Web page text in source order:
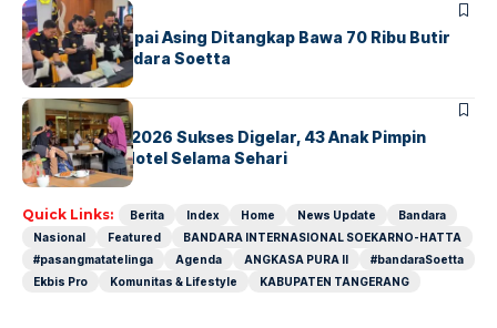
BANDARA BERITA
Kopilot Maskapai Asing Ditangkap Bawa 70 Ribu Butir
Ekstasi di Bandara Soetta
BERITAINDEX
GM For A Day 2026 Sukses Digelar, 43 Anak Pimpin
Operasional Hotel Selama Sehari
Quick Links: Berita Index Home News Update
Bandara
Nasional
Featured
BANDARA INTERNASIONAL SOEKARNO-HATTA
#pasangmatatelinga
Agenda ANGKASA PURA II
#bandaraSoetta
Ekbis Pro
Komunitas & Lifestyle KABUPATEN TANGERANG